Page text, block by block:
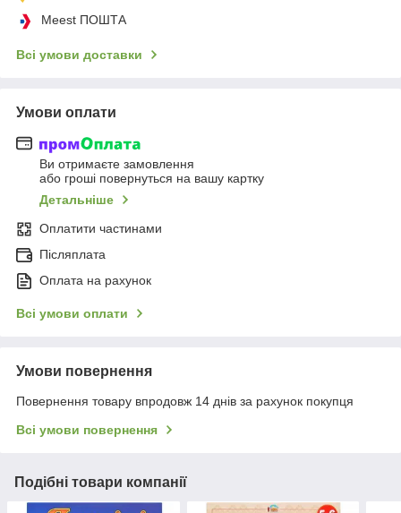
Meest ПОШТА
Всі умови доставки
Умови оплати
Ви отримаєте замовлення
або гроші повернуться на вашу картку
Детальніше
Оплатити частинами
Післяплата
Оплата на рахунок
Всі умови оплати
Умови повернення
Повернення товару впродовж 14 днів за рахунок покупця
Всі умови повернення
Подібні товари компанії